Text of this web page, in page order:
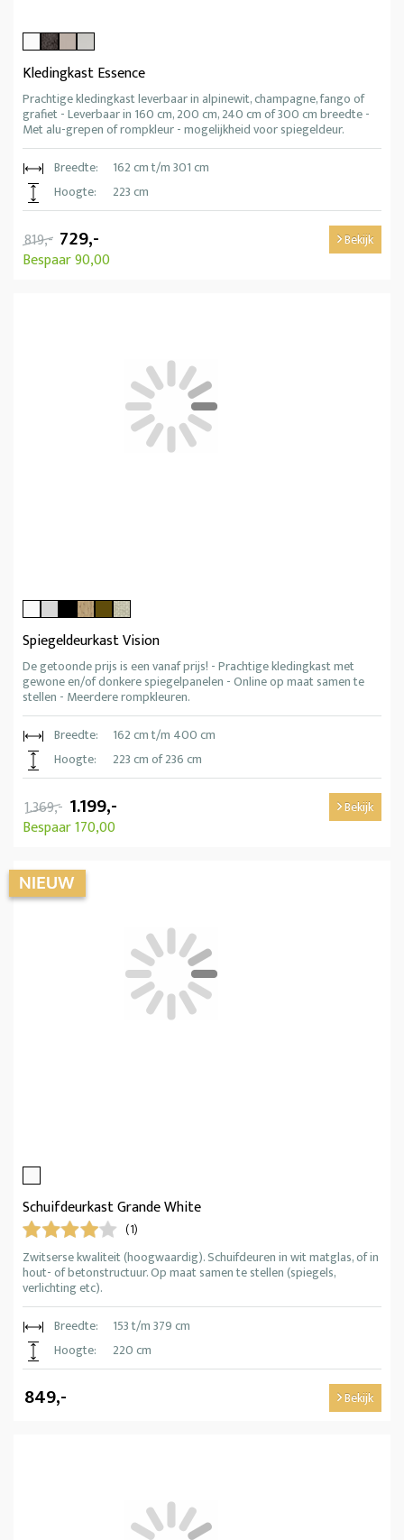
Kledingkast Essence
Prachtige kledingkast leverbaar in alpinewit, champagne, fango of
grafiet - Leverbaar in 160 cm, 200 cm, 240 cm of 300 cm breedte -
Met alu-grepen of rompkleur - mogelijkheid voor spiegeldeur.
Breedte:
162 cm t/m 301 cm
Hoogte:
223 cm
819,- 729,-
Bespaar 90,00
Bekijk
Spiegeldeurkast Vision
De getoonde prijs is een vanaf prijs! - Prachtige kledingkast met
gewone en/of donkere spiegelpanelen - Online op maat samen te
stellen - Meerdere rompkleuren.
Breedte:
162 cm t/m 400 cm
Hoogte:
223 cm of 236 cm
1.369,- 1.199,-
Bespaar 170,00
Bekijk
Schuifdeurkast Grande White
(1)
Zwitserse kwaliteit (hoogwaardig). Schuifdeuren in wit matglas, of in
hout- of betonstructuur. Op maat samen te stellen (spiegels,
verlichting etc).
Breedte:
153 t/m 379 cm
Hoogte:
220 cm
849,- Bekijk